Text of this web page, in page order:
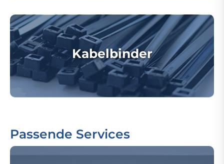
Kabelbinder
Passende Services